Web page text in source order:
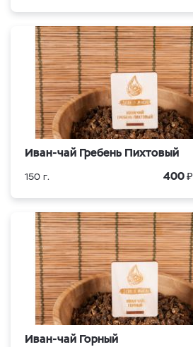
Иван-чай Гребень Пихтовый
150 г. 400₽
Иван-чай Горный